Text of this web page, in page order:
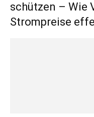
schützen – Wie
Strompreise